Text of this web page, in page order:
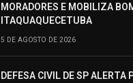
MORADORES E MOBILIZA
ITAQUAQUECETUBA
5 DE AGOSTO DE 2026
DEFESA CIVIL DE SP ALERTA